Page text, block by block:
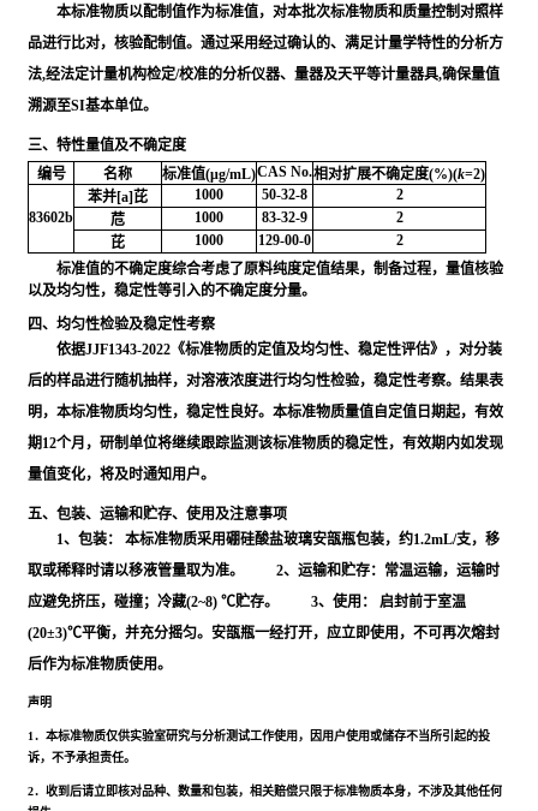
本标准物质以配制值作为标准值，对本批次标准物质和质量控制对照样
品进行比对，核验配制值。通过采用经过确认的、满足计量学特性的分析方
法,经法定计量机构检定/校准的分析仪器、量器及天平等计量器具,确保量值
溯源至SI基本单位。
三、特性量值及不确定度
编号
名称 标准值(μg/mL)CAS No.相对扩展不确定度(%)(k=2)
83602b
苯并[a]芘 1000 50-32-8
2
苊
1000 83-32-9
2
芘
1000 129-00-0
2
标准值的不确定度综合考虑了原料纯度定值结果，制备过程，量值核验
以及均匀性，稳定性等引入的不确定度分量。
四、均匀性检验及稳定性考察
依据JJF1343-2022《标准物质的定值及均匀性、稳定性评估》，对分装
后的样品进行随机抽样，对溶液浓度进行均匀性检验，稳定性考察。结果表
明，本标准物质均匀性，稳定性良好。本标准物质量值自定值日期起，有效
期12个月，研制单位将继续跟踪监测该标准物质的稳定性，有效期内如发现
量值变化，将及时通知用户。
五、包装、运输和贮存、使用及注意事项
1、包装： 本标准物质采用硼硅酸盐玻璃安瓿瓶包装，约1.2mL/支，移
取或稀释时请以移液管量取为准。 2、运输和贮存：常温运输，运输时
应避免挤压，碰撞；冷藏(2~8) ℃贮存。 3、使用： 启封前于室温
(20±3)℃平衡，并充分摇匀。安瓿瓶一经打开，应立即使用，不可再次熔封
后作为标准物质使用。
声明
1．本标准物质仅供实验室研究与分析测试工作使用，因用户使用或储存不当所引起的投
诉，不予承担责任。
2．收到后请立即核对品种、数量和包装，相关赔偿只限于标准物质本身，不涉及其他任何